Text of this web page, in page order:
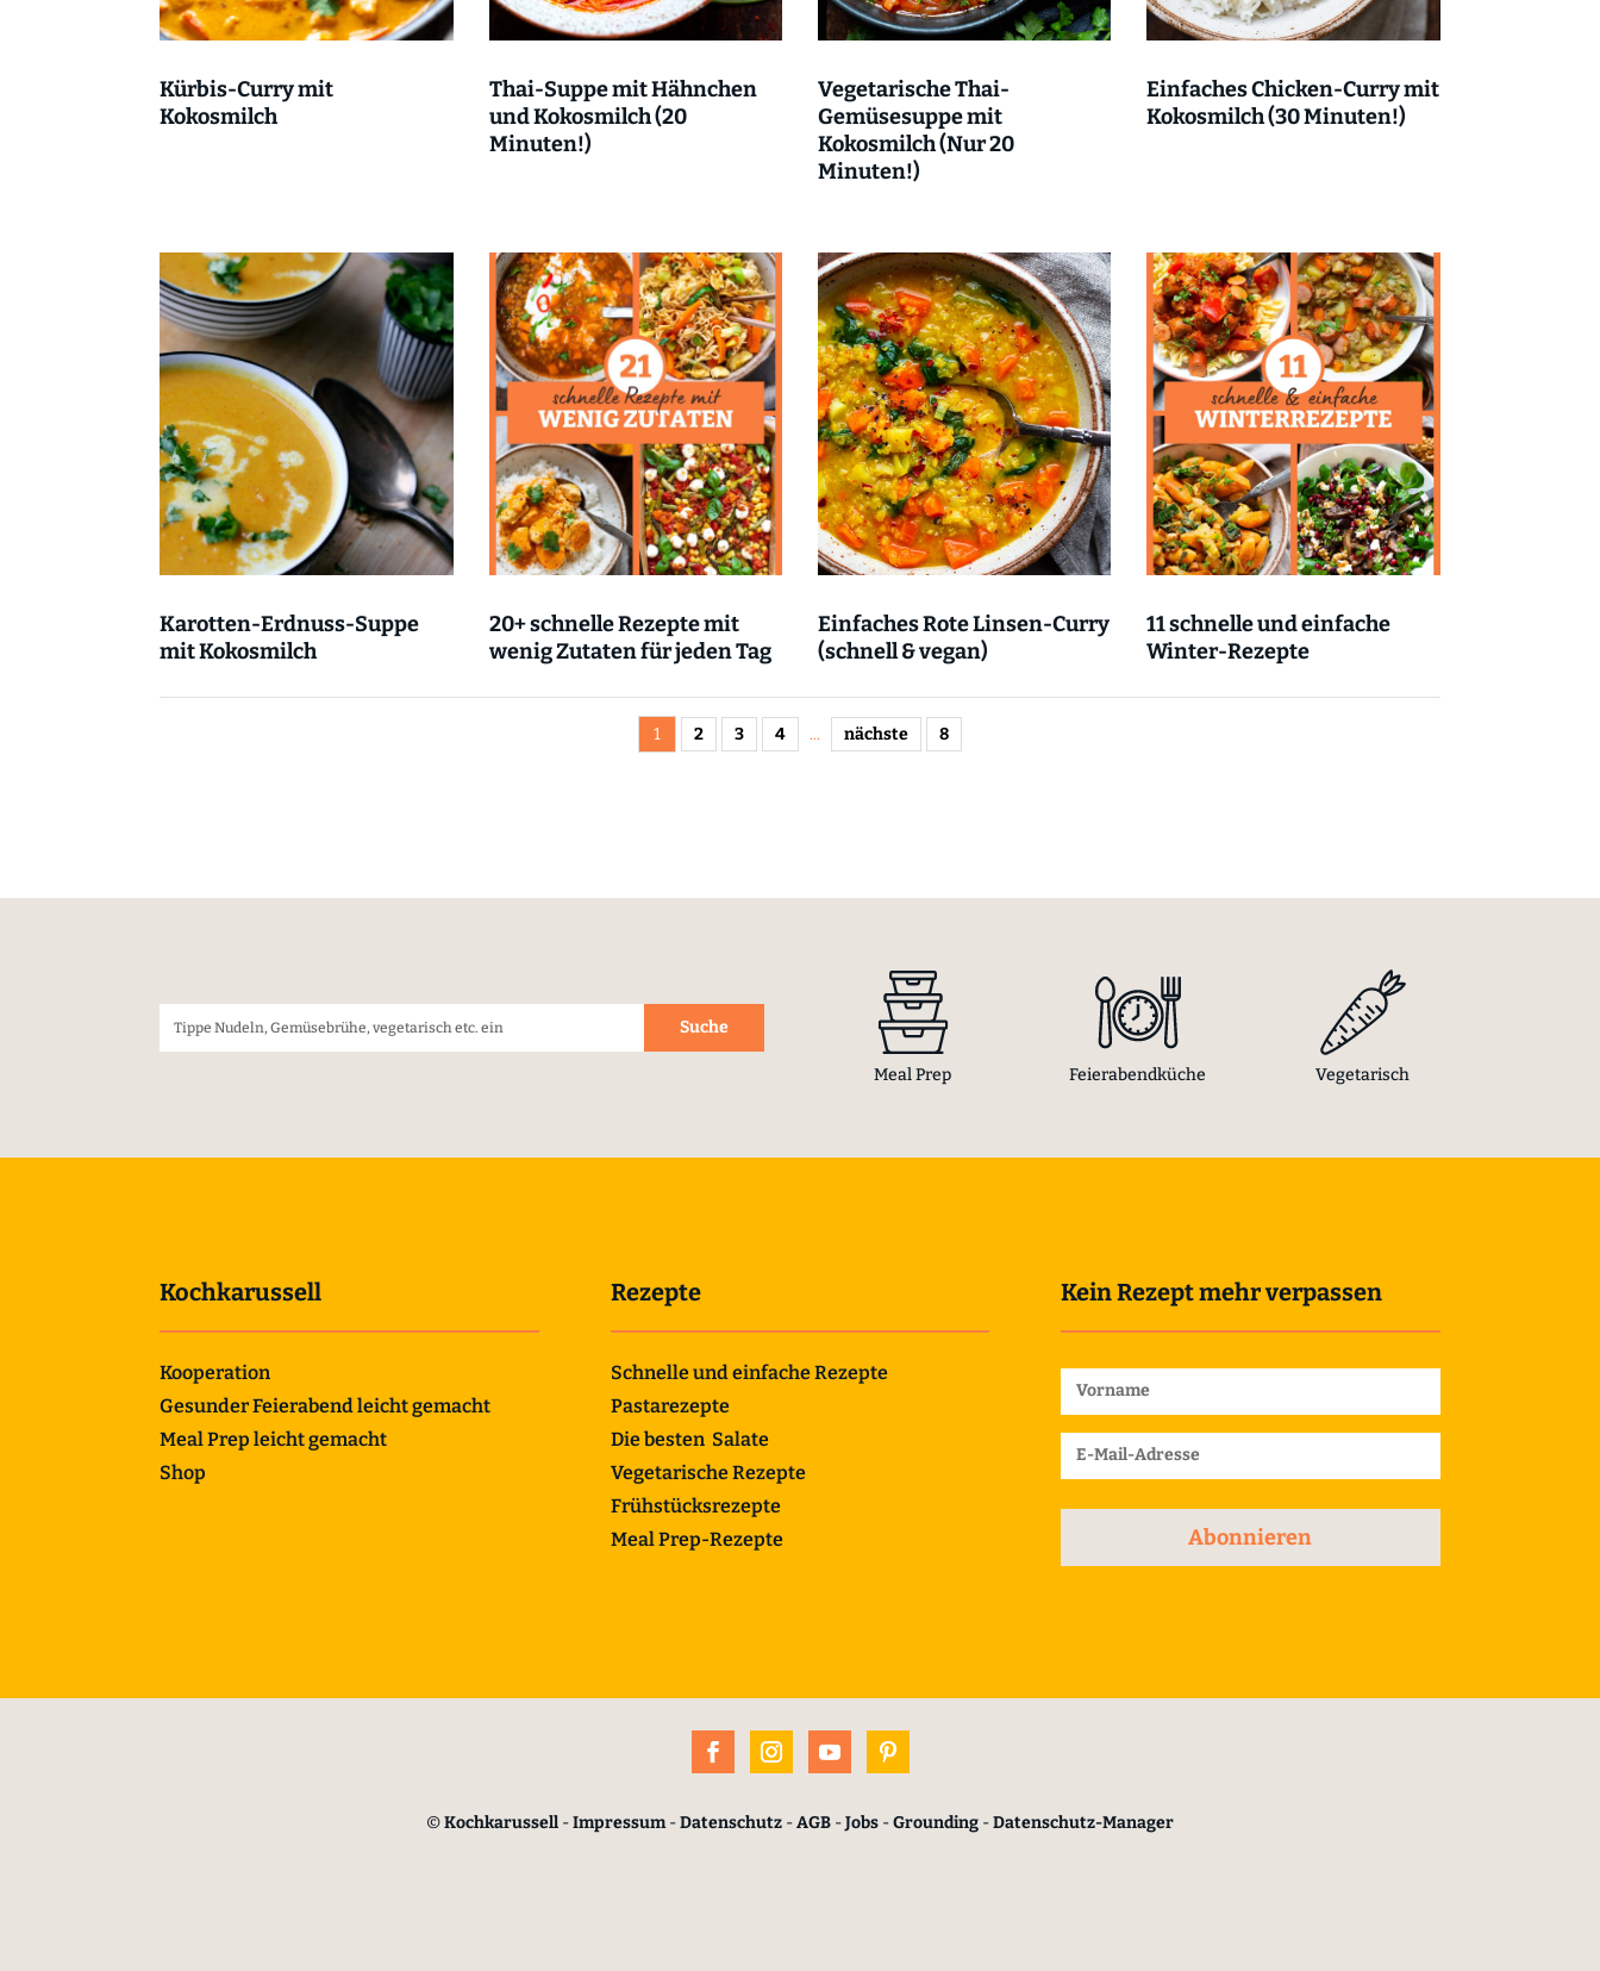
Kürbis-Curry mit
Kokosmilch
Thai-Suppe mit Hähnchen
und Kokosmilch (20
Minuten!)
Vegetarische Thai-
Gemüsesuppe mit
Kokosmilch (Nur 20
Minuten!)
Einfaches Chicken-Curry mit
Kokosmilch (30 Minuten!)
Karotten-Erdnuss-Suppe
mit Kokosmilch
20+ schnelle Rezepte mit
wenig Zutaten für jeden Tag
Einfaches Rote Linsen-Curry
(schnell & vegan)
11 schnelle und einfache
Winter-Rezepte
1 2 3 4 ... nächste 8
Meal Prep Feierabendküche Vegetarisch
Kochkarussell
Kooperation
Gesunder Feierabend leicht gemacht
Meal Prep leicht gemacht
Shop
Rezepte
Schnelle und einfache Rezepte
Pastarezepte
Die besten Salate
Vegetarische Rezepte
Frühstücksrezepte
Meal Prep-Rezepte
Kein Rezept mehr verpassen
Abonnieren
©Kochkarussell -Impressum-Datenschutz -AGB -Jobs -Grounding -Datenschutz-Manager